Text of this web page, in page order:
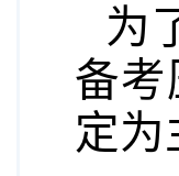
为
备考
定为